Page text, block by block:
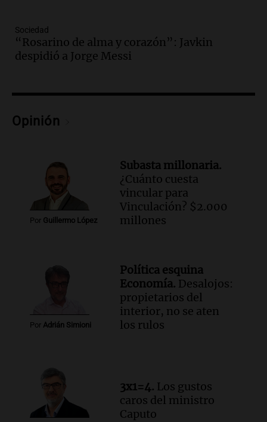
Episodios
Audio. Del fitness a la longevidad: por
qué crece el consumo de alimentos con
Episodios
Audio.
Episodios
Audio. Vandalismo en San Miguel de
Tucumán: destruyeron 433 luminarias
públicas en 14 meses
esperaba cobrar su jubilación en un
banco de San Luis
Episodios
Audio.Docentes de Jujuy denuncian que
Panorama Federal
Episodios
Sociedad
“Rosarino de alma y corazón”: Javkin
despidió a Jorge Messi
Opinión
Por Guillermo López
Subasta millonaria.
¿Cuánto cuesta
vincular para
Vinculación? $2.000
millones
Por Adrián Simioni
Política esquina
Economía. Desalojos:
propietarios del
interior, no se aten
los rulos
3x1=4. Los gustos
caros del ministro
Caputo